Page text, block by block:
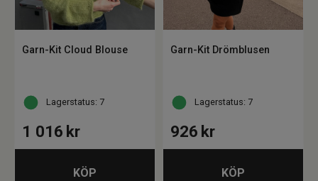
Garn-Kit Cloud Blouse
Lagerstatus: 7
1 016 kr
KÖP
Garn-Kit Drömblusen
Lagerstatus: 7
926 kr
KÖP